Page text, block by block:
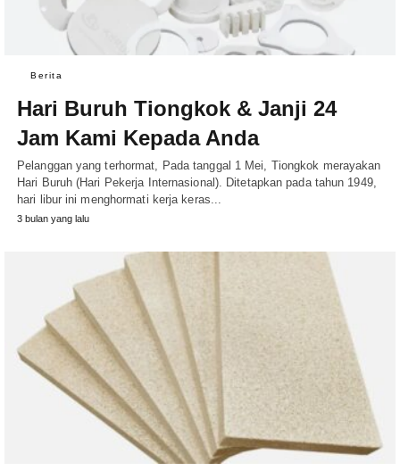
Berita
Hari Buruh Tiongkok & Janji 24
Jam Kami Kepada Anda
Pelanggan yang terhormat, Pada tanggal 1 Mei, Tiongkok merayakan
Hari Buruh (Hari Pekerja Internasional). Ditetapkan pada tahun 1949,
hari libur ini menghormati kerja keras...
3 bulan yang lalu